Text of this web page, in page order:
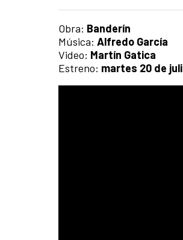
Obra: Banderín
Música: Alfredo García
Video: Martín Gatica
Estreno: martes 20 de